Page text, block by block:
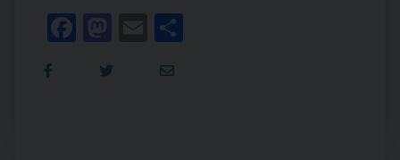
Facebook
Mastodon
Email